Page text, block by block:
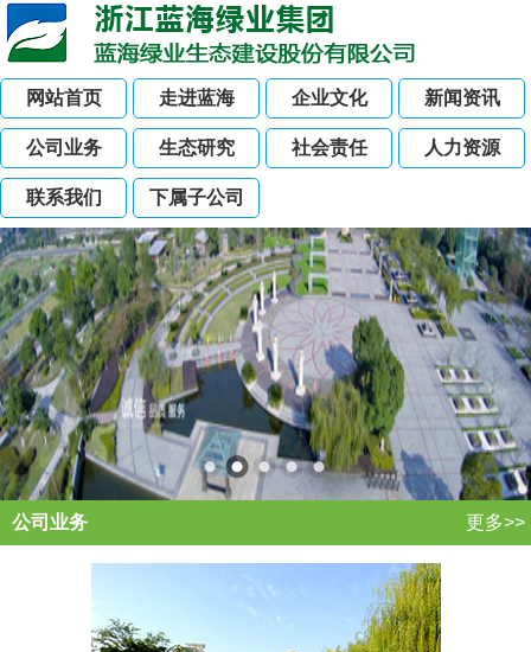
网站首页 走进蓝海 企业文化 新闻资讯
公司业务 生态研究 社会责任 人力资源
联系我们 下属子公司
公司业务 更多>>